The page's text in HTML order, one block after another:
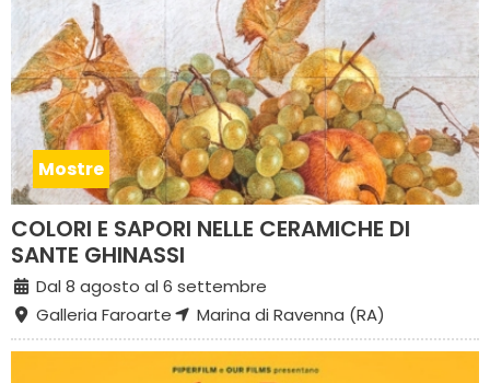
Mostre
COLORI E SAPORI NELLE CERAMICHE DI
SANTE GHINASSI
Dal 8 agosto al 6 settembre
Galleria Faroarte
Marina di Ravenna (RA)